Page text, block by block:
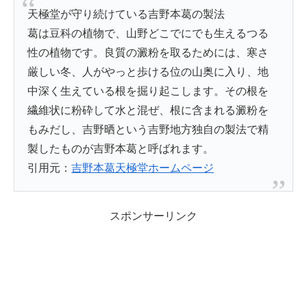
天極堂が守り続けている吉野本葛の製法
葛は豆科の植物で、山野どこでにでも生えるつる
性の植物です。良質の澱粉を取るためには、寒さ
厳しい冬、人がやっと歩ける位の山奥に入り、地
中深く生えている根を掘り起こします。その根を
繊維状に粉砕して水と混ぜ、根に含まれる澱粉を
もみだし、吉野晒という吉野地方独自の製法で精
製したものが吉野本葛と呼ばれます。
引用元：吉野本葛天極堂ホームページ
スポンサーリンク